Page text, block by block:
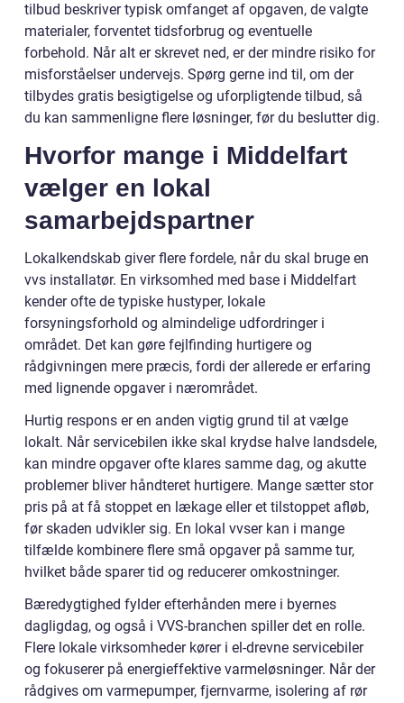
tilbud beskriver typisk omfanget af opgaven, de valgte
materialer, forventet tidsforbrug og eventuelle
forbehold. Når alt er skrevet ned, er der mindre risiko for
misforståelser undervejs. Spørg gerne ind til, om der
tilbydes gratis besigtigelse og uforpligtende tilbud, så
du kan sammenligne flere løsninger, før du beslutter dig.
Hvorfor mange i Middelfart
vælger en lokal
samarbejdspartner
Lokalkendskab giver flere fordele, når du skal bruge en
vvs installatør. En virksomhed med base i Middelfart
kender ofte de typiske hustyper, lokale
forsyningsforhold og almindelige udfordringer i
området. Det kan gøre fejlfinding hurtigere og
rådgivningen mere præcis, fordi der allerede er erfaring
med lignende opgaver i nærområdet.
Hurtig respons er en anden vigtig grund til at vælge
lokalt. Når servicebilen ikke skal krydse halve landsdele,
kan mindre opgaver ofte klares samme dag, og akutte
problemer bliver håndteret hurtigere. Mange sætter stor
pris på at få stoppet en lækage eller et tilstoppet afløb,
før skaden udvikler sig. En lokal vvser kan i mange
tilfælde kombinere flere små opgaver på samme tur,
hvilket både sparer tid og reducerer omkostninger.
Bæredygtighed fylder efterhånden mere i byernes
dagligdag, og også i VVS-branchen spiller det en rolle.
Flere lokale virksomheder kører i el-drevne servicebiler
og fokuserer på energieffektive varmeløsninger. Når der
rådgives om varmepumper, fjernvarme, isolering af rør